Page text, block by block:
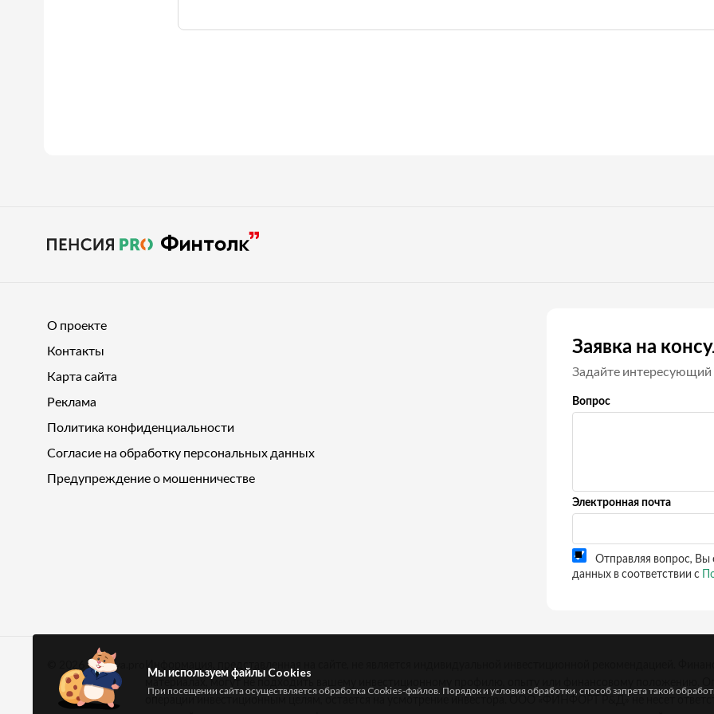
О проекте
Контакты
Карта сайта
Реклама
Политика конфиденциальности
Согласие на обработку персональных данных
Предупреждение о мошенничестве
Заявка на
Задайте
Вопрос
Электронная почта
Отправляя вопрос, Вы
данных в соответствии с
Pensiya.pro
материалах, могут не подходить вашему инвестиционному профилю, опыту или финансовому положению.
операции инвестиционным целям, остается на усмотрение инвестора. ООО «ФИНФОРТ Р&Д» не несет
Мы используем файлы Cookies
При посещении сайта осуществляется обработка Cookies-файлов. Порядок и условия обработки, способ запрета такой